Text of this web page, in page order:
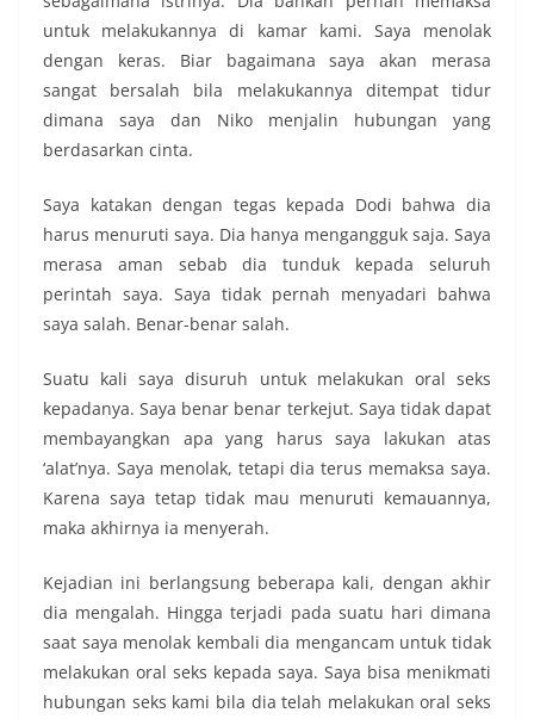
untuk melakukannya di kamar kami. Saya menolak
dengan keras. Biar bagaimana saya akan merasa
sangat bersalah bila melakukannya ditempat tidur
dimana saya dan Niko menjalin hubungan yang
berdasarkan cinta.
Saya katakan dengan tegas kepada Dodi bahwa dia
harus menuruti saya. Dia hanya mengangguk saja. Saya
merasa aman sebab dia tunduk kepada seluruh
perintah saya. Saya tidak pernah menyadari bahwa
saya salah. Benar-benar salah.
Suatu kali saya disuruh untuk melakukan oral seks
kepadanya. Saya benar benar terkejut. Saya tidak dapat
membayangkan apa yang harus saya lakukan atas
‘alat’nya. Saya menolak, tetapi dia terus memaksa saya.
Karena saya tetap tidak mau menuruti kemauannya,
maka akhirnya ia menyerah.
Kejadian ini berlangsung beberapa kali, dengan akhir
dia mengalah. Hingga terjadi pada suatu hari dimana
saat saya menolak kembali dia mengancam untuk tidak
melakukan oral seks kepada saya. Saya bisa menikmati
hubungan seks kami bila dia telah melakukan oral seks